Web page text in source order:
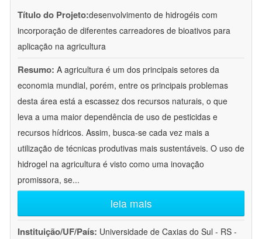
Título do Projeto:desenvolvimento de hidrogéis com
incorporação de diferentes carreadores de bioativos para
aplicação na agricultura
Resumo: A agricultura é um dos principais setores da
economia mundial, porém, entre os principais problemas
desta área está a escassez dos recursos naturais, o que
leva a uma maior dependência de uso de pesticidas e
recursos hídricos. Assim, busca-se cada vez mais a
utilização de técnicas produtivas mais sustentáveis. O uso de
hidrogel na agricultura é visto como uma inovação
promissora, se...
leia mais
Instituição/UF/País: Universidade de Caxias do Sul - RS -